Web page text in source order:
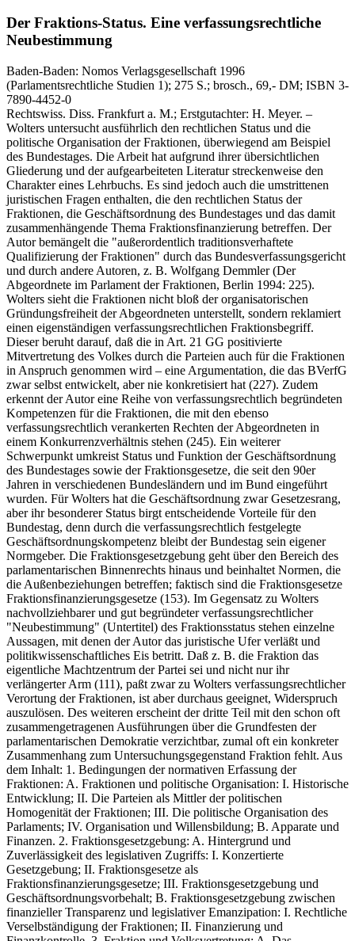
Der Fraktions-Status. Eine verfassungsrechtliche
Neubestimmung
Baden-Baden: Nomos Verlagsgesellschaft 1996
(Parlamentsrechtliche Studien 1); 275 S.; brosch., 69,- DM; ISBN 3-
7890-4452-0
Rechtswiss. Diss. Frankfurt a. M.; Erstgutachter: H. Meyer. –
Wolters untersucht ausführlich den rechtlichen Status und die
politische Organisation der Fraktionen, überwiegend am Beispiel
des Bundestages. Die Arbeit hat aufgrund ihrer übersichtlichen
Gliederung und der aufgearbeiteten Literatur streckenweise den
Charakter eines Lehrbuchs. Es sind jedoch auch die umstrittenen
juristischen Fragen enthalten, die den rechtlichen Status der
Fraktionen, die Geschäftsordnung des Bundestages und das damit
zusammenhängende Thema Fraktionsfinanzierung betreffen. Der
Autor bemängelt die "außerordentlich traditionsverhaftete
Qualifizierung der Fraktionen" durch das Bundesverfassungsgericht
und durch andere Autoren, z. B. Wolfgang Demmler (Der
Abgeordnete im Parlament der Fraktionen, Berlin 1994: 225).
Wolters sieht die Fraktionen nicht bloß der organisatorischen
Gründungsfreiheit der Abgeordneten unterstellt, sondern reklamiert
einen eigenständigen verfassungsrechtlichen Fraktionsbegriff.
Dieser beruht darauf, daß die in Art. 21 GG positivierte
Mitvertretung des Volkes durch die Parteien auch für die Fraktionen
in Anspruch genommen wird – eine Argumentation, die das BVerfG
zwar selbst entwickelt, aber nie konkretisiert hat (227). Zudem
erkennt der Autor eine Reihe von verfassungsrechtlich begründeten
Kompetenzen für die Fraktionen, die mit den ebenso
verfassungsrechtlich verankerten Rechten der Abgeordneten in
einem Konkurrenzverhältnis stehen (245). Ein weiterer
Schwerpunkt umkreist Status und Funktion der Geschäftsordnung
des Bundestages sowie der Fraktionsgesetze, die seit den 90er
Jahren in verschiedenen Bundesländern und im Bund eingeführt
wurden. Für Wolters hat die Geschäftsordnung zwar Gesetzesrang,
aber ihr besonderer Status birgt entscheidende Vorteile für den
Bundestag, denn durch die verfassungsrechtlich festgelegte
Geschäftsordnungskompetenz bleibt der Bundestag sein eigener
Normgeber. Die Fraktionsgesetzgebung geht über den Bereich des
parlamentarischen Binnenrechts hinaus und beinhaltet Normen, die
die Außenbeziehungen betreffen; faktisch sind die Fraktionsgesetze
Fraktionsfinanzierungsgesetze (153). Im Gegensatz zu Wolters
nachvollziehbarer und gut begründeter verfassungsrechtlicher
"Neubestimmung" (Untertitel) des Fraktionsstatus stehen einzelne
Aussagen, mit denen der Autor das juristische Ufer verläßt und
politikwissenschaftliches Eis betritt. Daß z. B. die Fraktion das
eigentliche Machtzentrum der Partei sei und nicht nur ihr
verlängerter Arm (111), paßt zwar zu Wolters verfassungsrechtlicher
Verortung der Fraktionen, ist aber durchaus geeignet, Widerspruch
auszulösen. Des weiteren erscheint der dritte Teil mit den schon oft
zusammengetragenen Ausführungen über die Grundfesten der
parlamentarischen Demokratie verzichtbar, zumal oft ein konkreter
Zusammenhang zum Untersuchungsgegenstand Fraktion fehlt. Aus
dem Inhalt: 1. Bedingungen der normativen Erfassung der
Fraktionen: A. Fraktionen und politische Organisation: I. Historische
Entwicklung; II. Die Parteien als Mittler der politischen
Homogenität der Fraktionen; III. Die politische Organisation des
Parlaments; IV. Organisation und Willensbildung; B. Apparate und
Finanzen. 2. Fraktionsgesetzgebung: A. Hintergrund und
Zuverlässigkeit des legislativen Zugriffs: I. Konzertierte
Gesetzgebung; II. Fraktionsgesetze als
Fraktionsfinanzierungsgesetze; III. Fraktionsgesetzgebung und
Geschäftsordnungsvorbehalt; B. Fraktionsgesetzgebung zwischen
finanzieller Transparenz und legislativer Emanzipation: I. Rechtliche
Verselbständigung der Fraktionen; II. Finanzierung und